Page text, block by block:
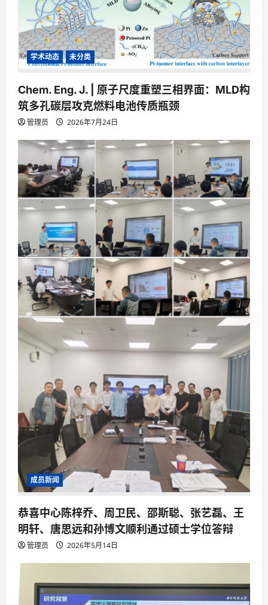
学术动态 未分类
Chem. Eng. J. | 原子尺度重塑三相界面：MLD构
筑多孔碳层攻克燃料电池传质瓶颈
管理员 2026年7月24日
成员新闻
恭喜中心陈梓乔、周卫民、邵斯聪、张艺磊、王
明轩、唐思远和孙博文顺利通过硕士学位答辩
管理员 2026年5月14日